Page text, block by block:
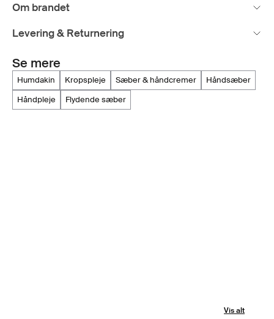
Om brandet
Levering & Returnering
Se mere
humdakin kropspleje sæber & håndcremer
håndsæber
håndpleje
flydende sæber
Vis alt